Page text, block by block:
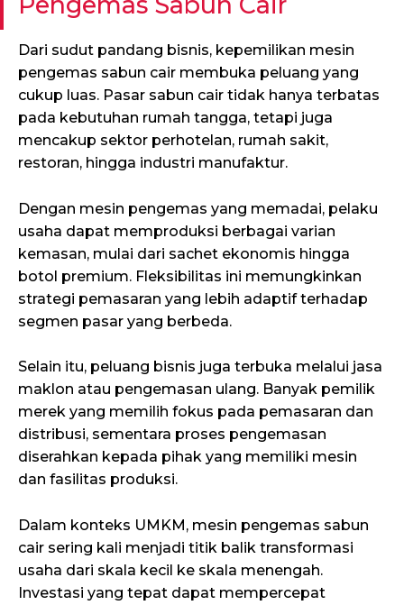
Dari sudut pandang bisnis, kepemilikan mesin
pengemas sabun cair membuka peluang yang
cukup luas. Pasar sabun cair tidak hanya terbatas
pada kebutuhan rumah tangga, tetapi juga
mencakup sektor perhotelan, rumah sakit,
restoran, hingga industri manufaktur.
Dengan mesin pengemas yang memadai, pelaku
usaha dapat memproduksi berbagai varian
kemasan, mulai dari sachet ekonomis hingga
botol premium. Fleksibilitas ini memungkinkan
strategi pemasaran yang lebih adaptif terhadap
segmen pasar yang berbeda.
Selain itu, peluang bisnis juga terbuka melalui jasa
maklon atau pengemasan ulang. Banyak pemilik
merek yang memilih fokus pada pemasaran dan
distribusi, sementara proses pengemasan
diserahkan kepada pihak yang memiliki mesin
dan fasilitas produksi.
Dalam konteks UMKM, mesin pengemas sabun
cair sering kali menjadi titik balik transformasi
usaha dari skala kecil ke skala menengah.
Investasi yang tepat dapat mempercepat